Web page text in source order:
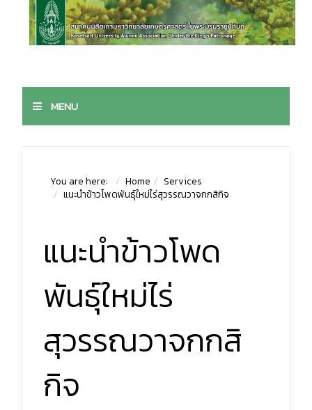
MENU
You are here: Home
Services
แนะนำข้าวโพดพันธุ์ใหม่ไร่สุวรรณวาจกกสิกิจ
แนะนำข้าวโพด
พันธุ์ใหม่ไร่
สุวรรณวาจกกสิ
กิจ